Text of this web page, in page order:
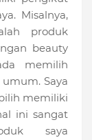
Misalnya,
produk
beauty
memilih
Saya
memiliki
ini sangat
saya